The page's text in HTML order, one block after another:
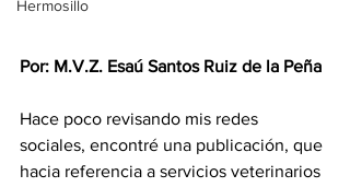
Hermosillo
Por: M.V.Z. Esaú Santos Ruiz de la Peña
Hace poco revisando mis redes
sociales, encontré una publicación, que
hacia referencia a servicios veterinarios